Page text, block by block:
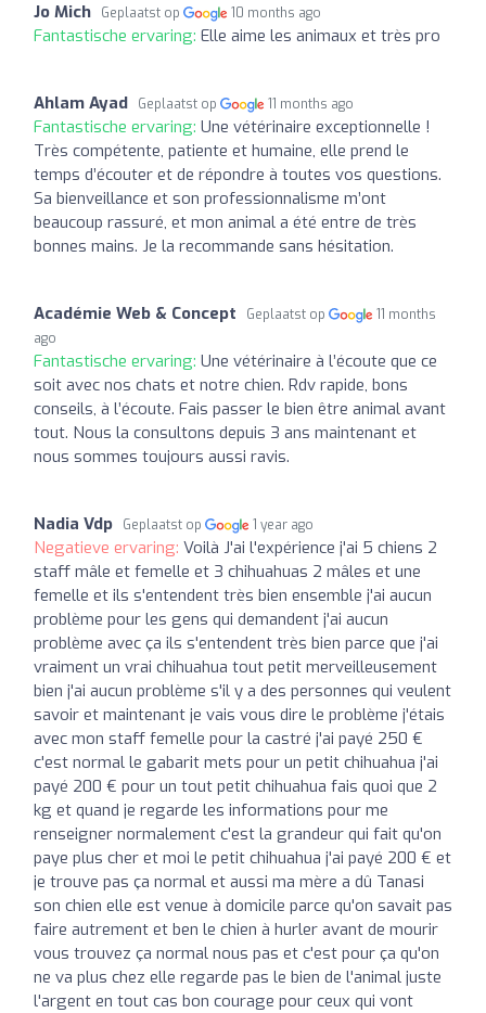
Jo Mich Geplaatst op 10 months ago
Fantastische ervaring: Elle aime les animaux et très pro
Ahlam Ayad Geplaatst op 11 months ago
Fantastische ervaring: Une vétérinaire exceptionnelle !
Très compétente, patiente et humaine, elle prend le
temps d’écouter et de répondre à toutes vos questions.
Sa bienveillance et son professionnalisme m’ont
beaucoup rassuré, et mon animal a été entre de très
bonnes mains. Je la recommande sans hésitation.
Académie Web & Concept Geplaatst op
11 months
ago
Fantastische ervaring: Une vétérinaire à l’écoute que ce
soit avec nos chats et notre chien. Rdv rapide, bons
conseils, à l’écoute. Fais passer le bien être animal avant
tout. Nous la consultons depuis 3 ans maintenant et
nous sommes toujours aussi ravis.
Nadia Vdp Geplaatst op 1 year ago
Negatieve ervaring: Voilà J'ai l'expérience j'ai 5 chiens 2
staff mâle et femelle et 3 chihuahuas 2 mâles et une
femelle et ils s'entendent très bien ensemble j'ai aucun
problème pour les gens qui demandent j'ai aucun
problème avec ça ils s'entendent très bien parce que j'ai
vraiment un vrai chihuahua tout petit merveilleusement
bien j'ai aucun problème s'il y a des personnes qui veulent
savoir et maintenant je vais vous dire le problème j'étais
avec mon staff femelle pour la castré j'ai payé 250 €
c'est normal le gabarit mets pour un petit chihuahua j'ai
payé 200 € pour un tout petit chihuahua fais quoi que 2
kg et quand je regarde les informations pour me
renseigner normalement c'est la grandeur qui fait qu'on
paye plus cher et moi le petit chihuahua j'ai payé 200 € et
je trouve pas ça normal et aussi ma mère a dû Tanasi
son chien elle est venue à domicile parce qu'on savait pas
faire autrement et ben le chien à hurler avant de mourir
vous trouvez ça normal nous pas et c'est pour ça qu'on
ne va plus chez elle regarde pas le bien de l'animal juste
l'argent en tout cas bon courage pour ceux qui vont